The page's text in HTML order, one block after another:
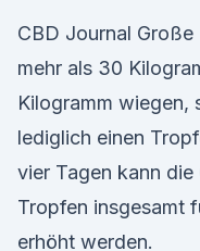
CBD Journal
mehr als 30
Kilogramm wiegen,
lediglich einen
vier Tagen kann
Tropfen insgesamt
erhöht werden.